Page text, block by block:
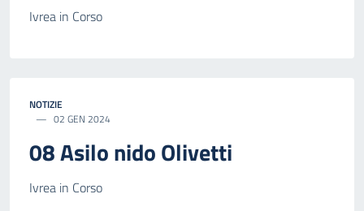
Ivrea in Corso
NOTIZIE
02 GEN 2024
08 Asilo nido Olivetti
Ivrea in Corso